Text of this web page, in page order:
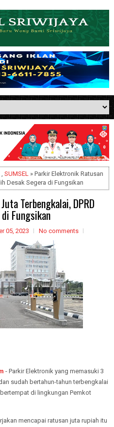
, SUMSEL » Parkir Elektronik Ratusan
Desak Segera di Fungsikan
Terbengkalai, DPRD
Fungsikan
05, 2023 No comments
- Parkir Elektronik yang memasuki 3
sudah bertahun-tahun terbengkalai
di lingkungan Pemkot
mencapai ratusan juta rupiah itu